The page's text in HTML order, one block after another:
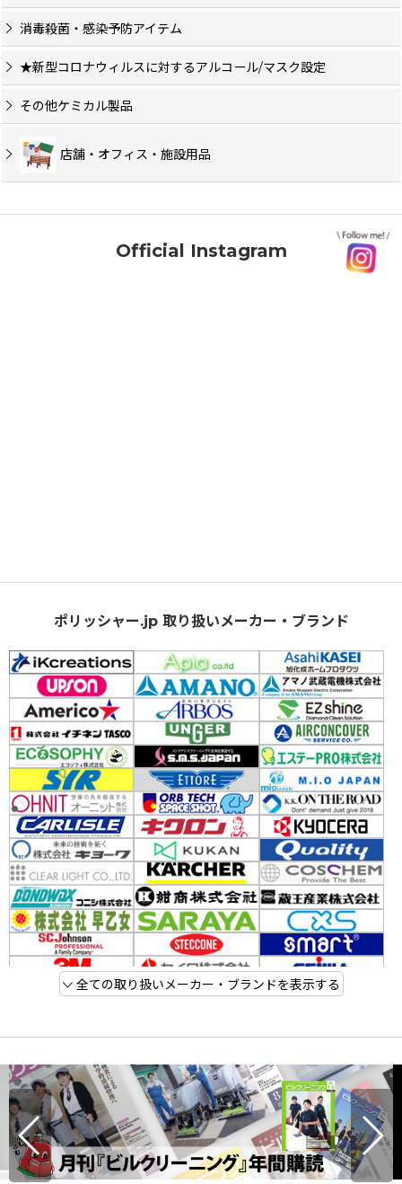
消毒殺菌・感染予防アイテム
★新型コロナウィルスに対するアルコール/マスク設定
その他ケミカル製品
店舗・オフィス・施設用品
Official Instagram
ポリッシャー.jp 取り扱いメーカー・ブランド
全ての取り扱いメーカー・ブランドを表示する